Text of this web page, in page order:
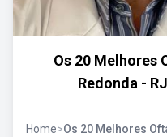
Os 20 Melhores
Redonda -
Home>Os 20 Melhores